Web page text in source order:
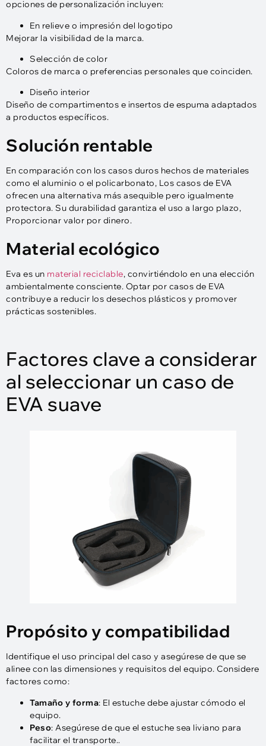
opciones de personalización incluyen:
En relieve o impresión del logotipo
Mejorar la visibilidad de la marca.
Selección de color
Coloros de marca o preferencias personales que coinciden.
Diseño interior
Diseño de compartimentos e insertos de espuma adaptados
a productos específicos.
Solución rentable
En comparación con los casos duros hechos de materiales
como el aluminio o el policarbonato, Los casos de EVA
ofrecen una alternativa más asequible pero igualmente
protectora. Su durabilidad garantiza el uso a largo plazo,
Proporcionar valor por dinero.
Material ecológico
Eva es un material reciclable, convirtiéndolo en una elección
ambientalmente consciente. Optar por casos de EVA
contribuye a reducir los desechos plásticos y promover
prácticas sostenibles.
Factores clave a considerar
al seleccionar un caso de
EVA suave
Propósito y compatibilidad
Identifique el uso principal del caso y asegúrese de que se
alinee con las dimensiones y requisitos del equipo. Considere
factores como:
Tamaño y forma: El estuche debe ajustar cómodo el
equipo.
Peso: Asegúrese de que el estuche sea liviano para
facilitar el transporte..